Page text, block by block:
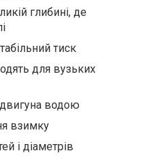
глибині, де
тиск
для вузьких
водою
взимку
і діаметрів